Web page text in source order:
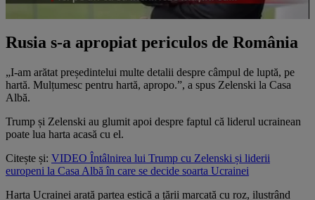
Rusia s-a apropiat periculos de România
„I-am arătat președintelui multe detalii despre câmpul de luptă, pe
hartă. Mulțumesc pentru hartă, apropo.”, a spus Zelenski la Casa
Albă.
Trump și Zelenski au glumit apoi despre faptul că liderul ucrainean
poate lua harta acasă cu el.
Citește și: VIDEO Întâlnirea lui Trump cu Zelenski și liderii
europeni la Casa Albă în care se decide soarta Ucrainei
Harta Ucrainei arată partea estică a țării marcată cu roz, ilustrând